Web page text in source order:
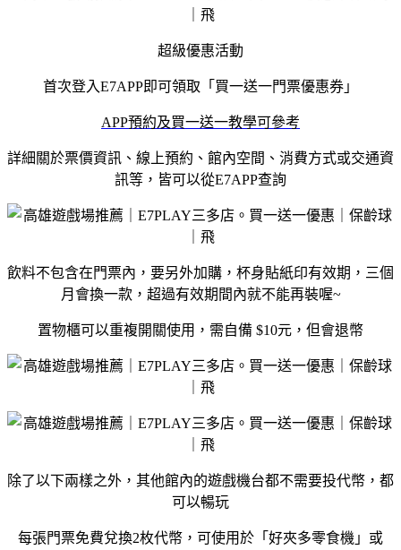
超級優惠活動
首次登入E7APP即可領取「買一送一門票優惠券」
APP預約及買一送一教學可參考
詳細關於票價資訊、線上預約、館內空間、消費方式或交通資
訊等，皆可以從E7APP查詢
飲料不包含在門票內，要另外加購，杯身貼紙印有效期，三個
月會換一款，超過有效期間內就不能再裝喔~
置物櫃可以重複開關使用，需自備 $10元，但會退幣
除了以下兩樣之外，其他館內的遊戲機台都不需要投代幣，都
可以暢玩
每張門票免費兌換2枚代幣，可使用於「好夾多零食機」或